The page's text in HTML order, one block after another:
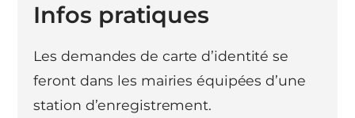
Infos pratiques
Les demandes de carte d’identité se
feront dans les mairies équipées d’une
station d’enregistrement.